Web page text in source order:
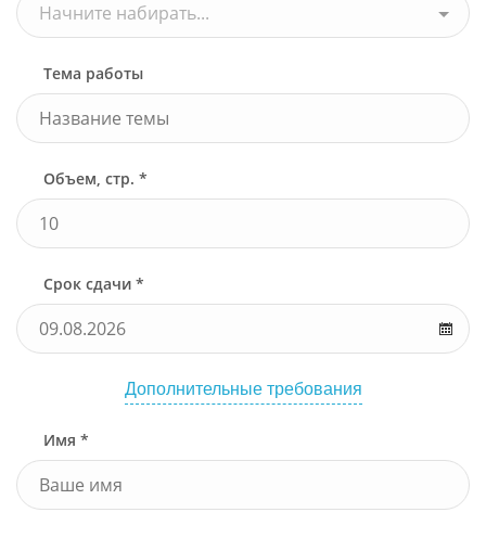
Начните набирать...
Тема работы
Объем, стр. *
Срок сдачи *
Дополнительные требования
Имя *